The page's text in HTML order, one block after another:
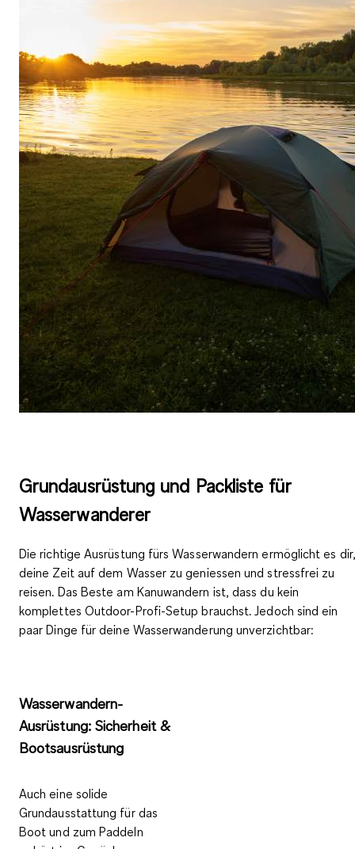
Grundausrüstung und Packliste für
Wasserwanderer
Die richtige Ausrüstung fürs Wasserwandern ermöglicht es dir,
deine Zeit auf dem Wasser zu geniessen und stressfrei zu
reisen. Das Beste am Kanuwandern ist, dass du kein
komplettes Outdoor-Profi-Setup brauchst. Jedoch sind ein
paar Dinge für deine Wasserwanderung unverzichtbar:
Wasserwandern-
Ausrüstung: Sicherheit &
Bootsausrüstung
Auch eine solide
Grundausstattung für das
Boot und zum Paddeln